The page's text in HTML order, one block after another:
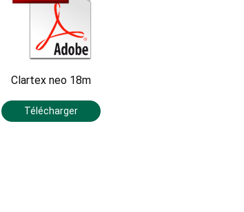
Clartex neo 18m
Télécharger